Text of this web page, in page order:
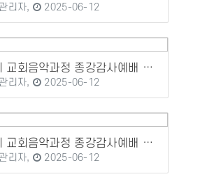
리자, 2025-06-12
2025년 봄학기 교회음악과정 종강감사예배 및 수료식, 정기연주회
리자, 2025-06-12
2025년 봄학기 교회음악과정 종강감사예배 및 수료식, 정기연주회
리자, 2025-06-12